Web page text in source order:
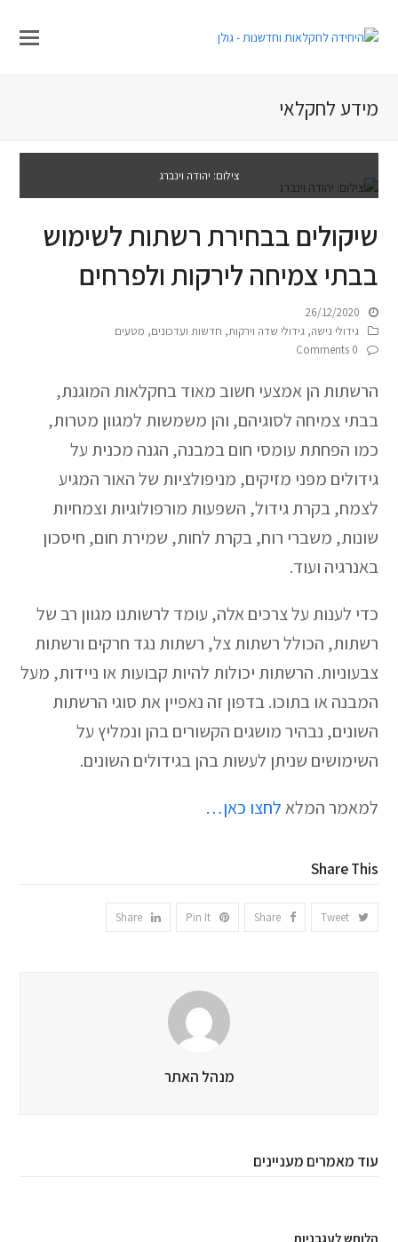
מידע לחקלאי
צילום: יהודה וינברג
שיקולים בבחירת רשתות לשימוש
בבתי צמיחה לירקות ולפרחים
26/12/2020
גידולי נישה,גידולי שדה וירקות, חדשות ועדכונים, מטעים
0 Comments
הרשתות הן אמצעי חשוב מאוד בחקלאות המוגנת,
בבתי צמיחה לסוגיהם, והן משמשות למגוון מטרות,
כמו הפחתת עומסי חום במבנה, הגנה מכנית על
גידולים מפני מזיקים, מניפולציות של האור המגיע
לצמח, בקרת גידול, השפעות מורפולוגיות וצמחיות
שונות, משברי רוח, בקרת לחות, שמירת חום, חיסכון
באנרגיה ועוד.
כדי לענות על צרכים אלה, עומד לרשותנו מגוון רב של
רשתות, הכולל רשתות צל, רשתות נגד חרקים ורשתות
צבעוניות. הרשתות יכולות להיות קבועות או ניידות, מעל
המבנה או בתוכו. בדפון זה נאפיין את סוגי הרשתות
השונים, נבהיר מושגים הקשורים בהן ונמליץ על
השימושים שניתן לעשות בהן בגידולים השונים.
למאמר המלאלחצו כאן…
Share This
Tweet
Share
Pin It
Share
מנהל האתר
עוד מאמרים מעניינים
הלוחש לעגבניות